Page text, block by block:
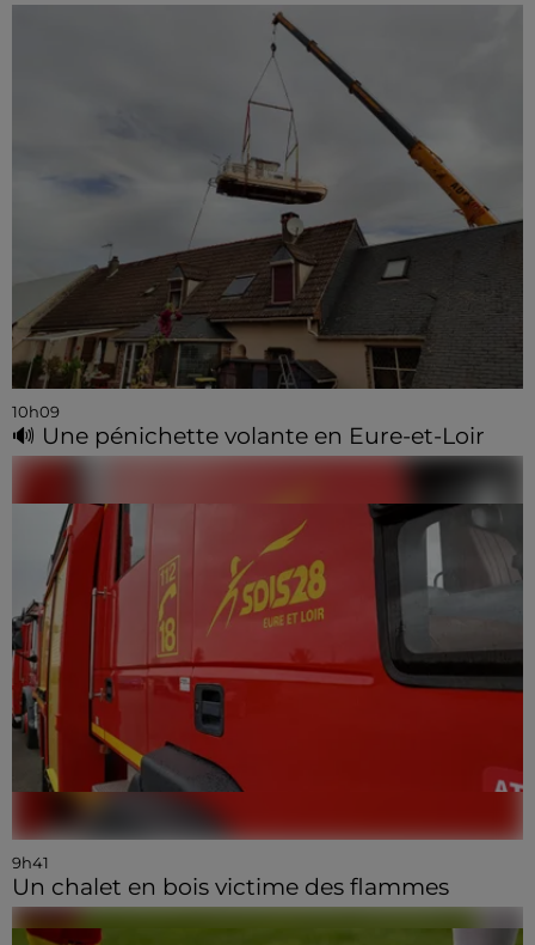
10h09
🔊 Une pénichette volante en Eure-et-Loir
9h41
Un chalet en bois victime des flammes